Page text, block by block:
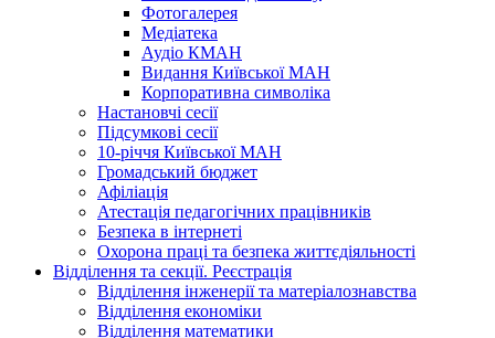
Фотогалерея
Медіатека
Аудіо КМАН
Видання Київської МАН
Корпоративна символіка
Настановчі сесії
Підсумкові сесії
10-річчя Київської МАН
Громадський бюджет
Афіліація
Атестація педагогічних працівників
Безпека в інтернеті
Охорона праці та безпека життєдіяльності
Відділення та секції. Реєстрація
Відділення інженерії та матеріалознавства
Відділення економіки
Відділення математики